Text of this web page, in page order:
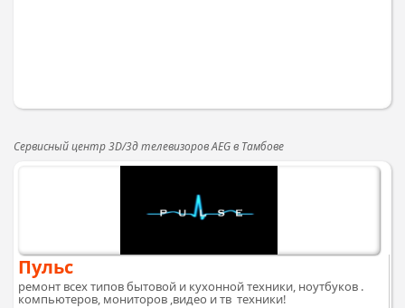
Сервисный центр 3D/3д телевизоров AEG в Тамбове
Пульс
ремонт всех типов бытовой и кухонной техники, ноутбуков .
компьютеров, мониторов ,видео и тв техники!